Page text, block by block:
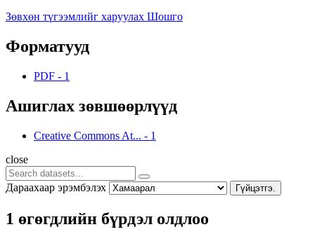
Зөвхөн түгээмлийг харуулах Шошго
Форматууд
PDF - 1
Ашиглах зөвшөөрлүүд
Creative Commons At... - 1
close
Дараахаар эрэмбэлэх Гүйцэтгэ.
1 өгөгдлийн бүрдэл олдлоо